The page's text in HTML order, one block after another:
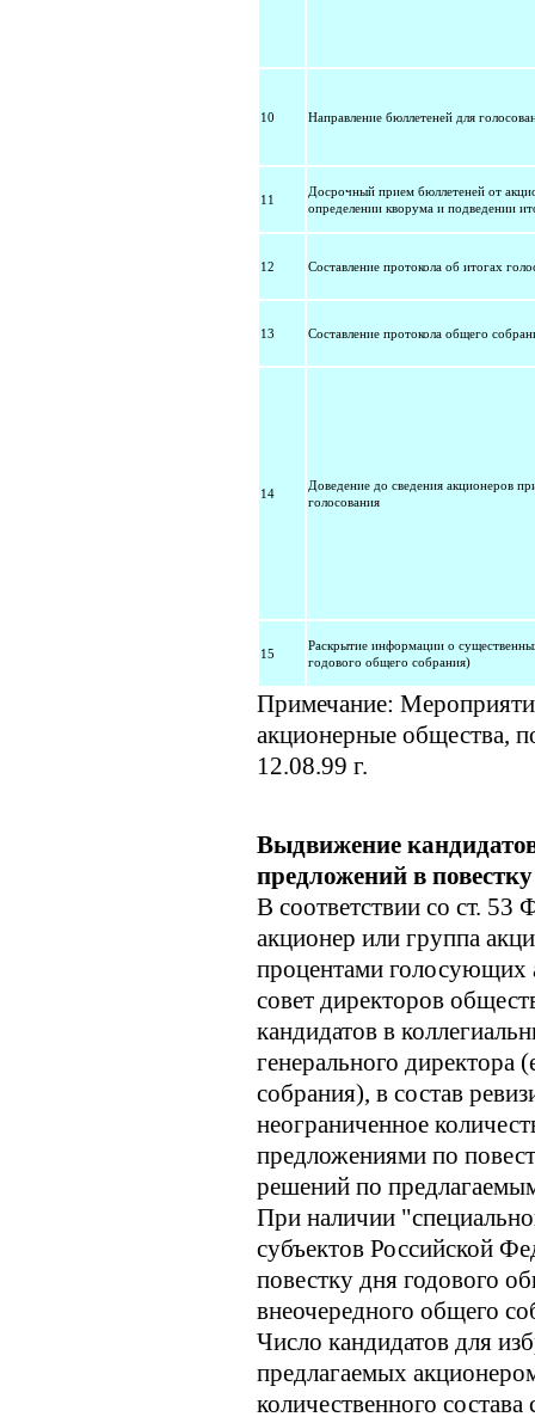
10 Направление бюллетеней для
11
Досрочный прием бюллетеней от
определении кворума и подведении
12 Составление протокола об итогах
13 Составление протокола общего
14
Доведение до сведения акционеров
голосования
15
Раскрытие информации о
годового общего собрания)
Примечание:
акционерные общества,
12.08.99 г.
Выдвижение
предложений в
В соответствии со ст.
акционер или группа
процентами голосующих
совет директоров
кандидатов в
генерального директора
собрания), в состав
неограниченное
предложениями по
решений по
При наличии
субъектов Российской
повестку дня годового
внеочередного общего
Число кандидатов для
предлагаемых
количественного